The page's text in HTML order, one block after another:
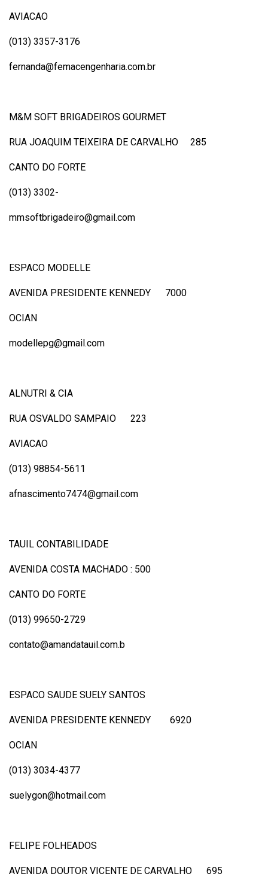
AVIACAO
(013) 3357-3176
fernanda@femacengenharia.com.br
M&M SOFT BRIGADEIROS GOURMET
RUA JOAQUIM TEIXEIRA DE CARVALHO 285
CANTO DO FORTE
(013) 3302-
mmsoftbrigadeiro@gmail.com
ESPACO MODELLE
AVENIDA PRESIDENTE KENNEDY 7000
OCIAN
modellepg@gmail.com
ALNUTRI & CIA
RUA OSVALDO SAMPAIO 223
AVIACAO
(013) 98854-5611
afnascimento7474@gmail.com
TAUIL CONTABILIDADE
AVENIDA COSTA MACHADO : 500
CANTO DO FORTE
(013) 99650-2729
contato@amandatauil.com.b
ESPACO SAUDE SUELY SANTOS
AVENIDA PRESIDENTE KENNEDY 6920
OCIAN
(013) 3034-4377
suelygon@hotmail.com
FELIPE FOLHEADOS
AVENIDA DOUTOR VICENTE DE CARVALHO 695